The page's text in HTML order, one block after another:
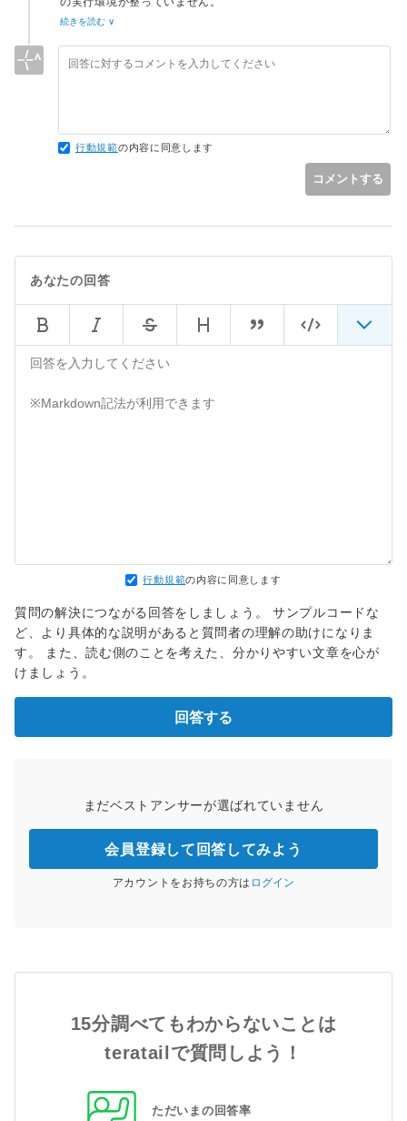
ひとまずローカルでWebサーバーを実行できる環境を用意して
もしXAMPP導入済みならXAMPPコントローラからApacheを
続きを読む ∨
行動規範の内容に同意します
コメントする
あなたの回答
行動規範の内容に同意します
質問の解決につながる回答をしましょう。 サンプルコードな
ど、より具体的な説明があると質問者の理解の助けになりま
す。 また、読む側のことを考えた、分かりやすい文章を心が
けましょう。
回答する
まだベストアンサーが選ばれていません
会員登録して回答してみよう
アカウントをお持ちの方は ログイン
15分調べてもわからないことは
teratailで質問しよう！
ただいまの回答率